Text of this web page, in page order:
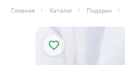
Главная Каталог Подарки